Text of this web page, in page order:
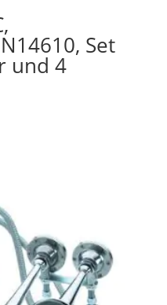
Set
und 4